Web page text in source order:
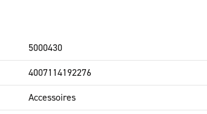
5000430
4007114192276
Accessoires